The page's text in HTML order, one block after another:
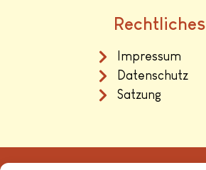
Rechtliches
Impressum
Datenschutz
Satzung